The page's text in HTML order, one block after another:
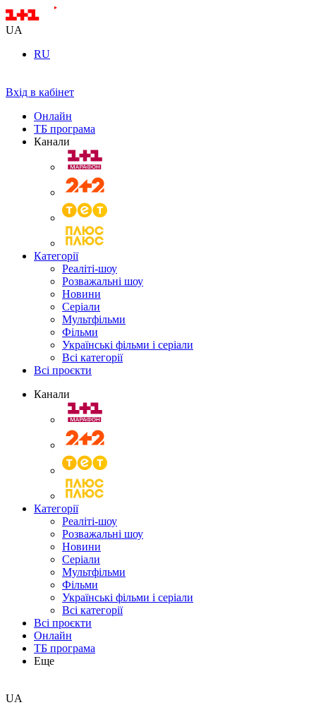
UA
RU
Вхід в кабінет
Онлайн
ТБ програма
Канали
Категорії
Реаліті-шоу
Розважальні шоу
Новини
Серіали
Мультфільми
Фільми
Українські фільми і серіали
Всі категорії
Всі проєкти
Канали
Категорії
Реаліті-шоу
Розважальні шоу
Новини
Серіали
Мультфільми
Фільми
Українські фільми і серіали
Всі категорії
Всі проєкти
Онлайн
ТБ програма
Еще
UA